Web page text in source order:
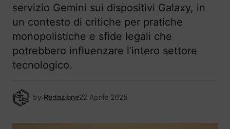
servizio Gemini sui dispositivi Galaxy, in
un contesto di critiche per pratiche
monopolistiche e sfide legali che
potrebbero influenzare l’intero settore
tecnologico.
by Redazione22 Aprile 2025